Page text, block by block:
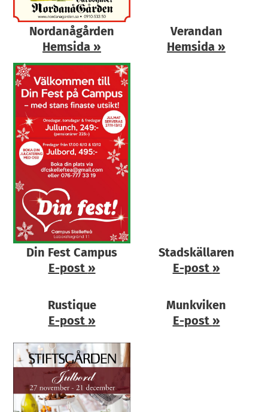
Nordanågården
Hemsida »
Verandan
Hemsida »
Din Fest Campus
E-post »
Stadskällaren
E-post »
Rustique
E-post »
Munkviken
E-post »